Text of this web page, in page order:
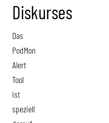
Diskurses
Das
PodMon
Alert
Tool
ist
speziell